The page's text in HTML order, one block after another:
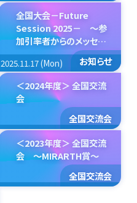
全国大会－Future
Session 2025－ ～参
加引率者からのメッセー
ジ～
2025.11.17 (Mon)
お知らせ
＜2024年度＞ 全国交流
会
2025.9.12 (Fri)
全国交流会
＜2023年度＞ 全国交流
会 〜MIRARTH賞〜
全国交流会